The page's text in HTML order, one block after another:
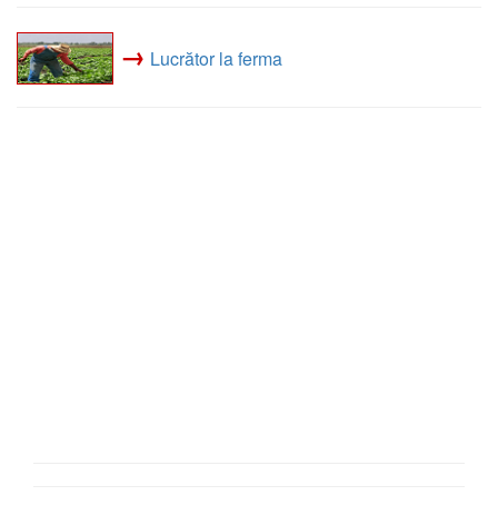
→ Lucrător la ferma